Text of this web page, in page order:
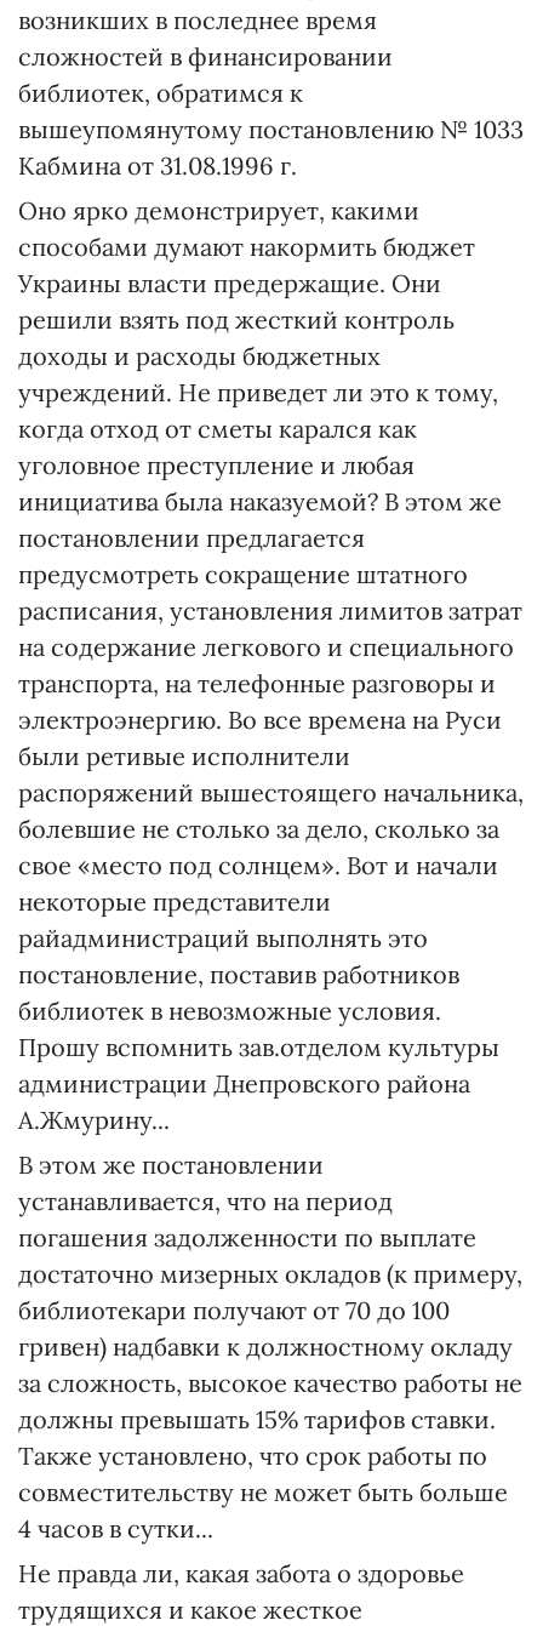
возникших в последнее время
сложностей в финансировании
библиотек, обратимся к
вышеупомянутому постановлению № 1033
Кабмина от 31.08.1996 г.
Оно ярко демонстрирует, какими
способами думают накормить бюджет
Украины власти предержащие. Они
решили взять под жесткий контроль
доходы и расходы бюджетных
учреждений. Не приведет ли это к тому,
когда отход от сметы карался как
уголовное преступление и любая
инициатива была наказуемой? В этом же
постановлении предлагается
предусмотреть сокращение штатного
расписания, установления лимитов затрат
на содержание легкового и специального
транспорта, на телефонные разговоры и
электроэнергию. Во все времена на Руси
были ретивые исполнители
распоряжений вышестоящего начальника,
болевшие не столько за дело, сколько за
свое «место под солнцем». Вот и начали
некоторые представители
райадминистраций выполнять это
постановление, поставив работников
библиотек в невозможные условия.
Прошу вспомнить зав.отделом культуры
администрации Днепровского района
А.Жмурину...
В этом же постановлении
устанавливается, что на период
погашения задолженности по выплате
достаточно мизерных окладов (к примеру,
библиотекари получают от 70 до 100
гривен) надбавки к должностному окладу
за сложность, высокое качество работы не
должны превышать 15% тарифов ставки.
Также установлено, что срок работы по
совместительству не может быть больше
4 часов в сутки...
Не правда ли, какая забота о здоровье
трудящихся и какое жесткое